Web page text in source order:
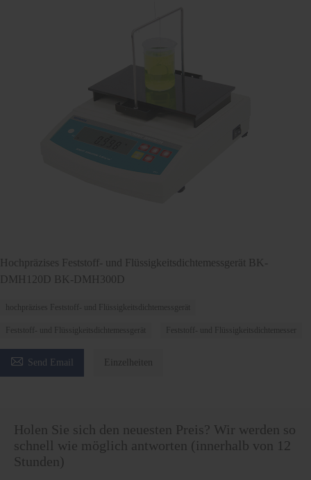
Hochpräzises Feststoff- und Flüssigkeitsdichtemessgerät BK-
DMH120D BK-DMH300D
hochpräzises Feststoff- und Flüssigkeitsdichtemessgerät
Feststoff- und Flüssigkeitsdichtemessgerät Feststoff- und Flüssigkeitsdichtemesser
 Send Email Einzelheiten
Holen Sie sich den neuesten Preis? Wir werden so
schnell wie möglich antworten (innerhalb von 12
Stunden)